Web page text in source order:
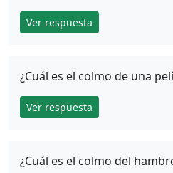
Ver respuesta
¿Cuál es el colmo de una
Ver respuesta
¿Cuál es el colmo del